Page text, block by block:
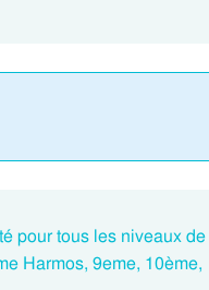
pour tous les niveaux de
Harmos, 9eme, 10ème,